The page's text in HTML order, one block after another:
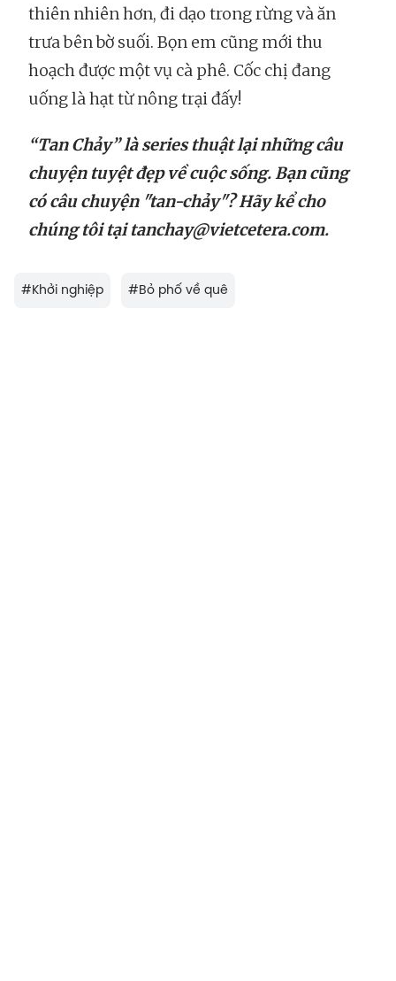
thiên nhiên hơn, đi dạo trong rừng và ăn
trưa bên bờ suối. Bọn em cũng mới thu
hoạch được một vụ cà phê. Cốc chị đang
uống là hạt từ nông trại đấy!
“Tan Chảy” là series thuật lại những câu
chuyện tuyệt đẹp về cuộc sống. Bạn cũng
có câu chuyện "tan-chảy"? Hãy kể cho
chúng tôi tại tanchay@vietcetera.com.
#Khởi nghiệp #Bỏ phố về quê